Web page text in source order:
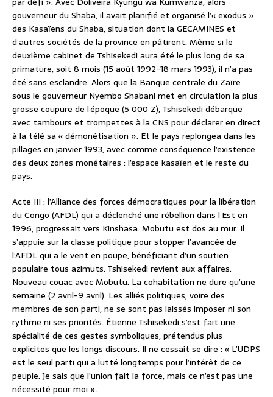
gouverneur du Shaba, il avait planifié et organisé l’« exodus »
des Kasaïens du Shaba, situation dont la GECAMINES et
d’autres sociétés de la province en pâtirent. Même si le
deuxième cabinet de Tshisekedi aura été le plus long de sa
primature, soit 8 mois (15 août 1992-18 mars 1993), il n’a pas
été sans esclandre. Alors que la Banque centrale du Zaïre
sous le gouverneur Nyembo Shabani met en circulation la plus
grosse coupure de l’époque (5 000 Z), Tshisekedi débarque
avec tambours et trompettes à la CNS pour déclarer en direct
à la télé sa « démonétisation ». Et le pays replongea dans les
pillages en janvier 1993, avec comme conséquence l’existence
des deux zones monétaires : l’espace kasaïen et le reste du
pays.
Acte III : l’Alliance des forces démocratiques pour la libération
du Congo (AFDL) qui a déclenché une rébellion dans l’Est en
1996, progressait vers Kinshasa. Mobutu est dos au mur. Il
s’appuie sur la classe politique pour stopper l’avancée de
l’AFDL qui a le vent en poupe, bénéficiant d’un soutien
populaire tous azimuts. Tshisekedi revient aux affaires.
Nouveau couac avec Mobutu. La cohabitation ne dure qu’une
semaine (2 avril-9 avril). Les alliés politiques, voire des
membres de son parti, ne se sont pas laissés imposer ni son
rythme ni ses priorités. Étienne Tshisekedi s’est fait une
spécialité de ces gestes symboliques, prétendus plus
explicites que les longs discours. Il ne cessait se dire : « L’UDPS
est le seul parti qui a lutté longtemps pour l’intérêt de ce
peuple. Je sais que l’union fait la force, mais ce n’est pas une
nécessité pour moi ».